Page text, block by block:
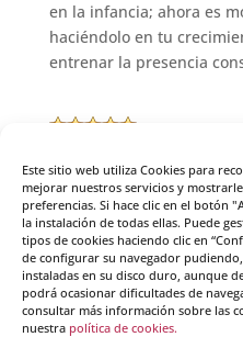
Este sitio web utiliza Cookies para
mejorar nuestros servicios y
preferencias. Si hace clic en el botón
la instalación de todas ellas. Puede
tipos de cookies haciendo clic en
de configurar su navegador
instaladas en su disco duro, aunque
podrá ocasionar dificultades de
consultar más información sobre las
nuestra política de cookies.
en la infancia; ahora es
haciéndolo en tu
entrenar la presencia
( votos,
Enviar comentario
Tu dirección de correo
Los campos obligatorios